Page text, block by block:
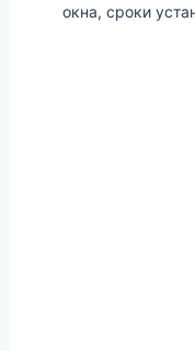
окна, сроки